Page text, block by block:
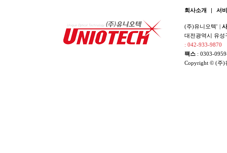
회사소개 | 서
(주)유니오텍' |
대전광역시 유성
: 042-933-9870
팩스 : 0303-
Copyright © (주)